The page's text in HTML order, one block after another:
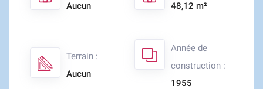
Aucun
48,12 m²
Terrain :
Aucun
Année de
construction :
1955